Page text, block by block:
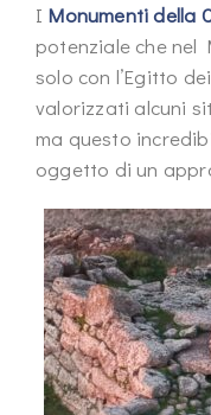
I Monumenti della
potenziale che nel
solo con l’Egitto
valorizzati alcuni
ma questo
oggetto di un